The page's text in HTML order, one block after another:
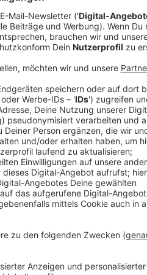
Comedy
Der Kitchen Club by Nelson
Oglio"
Aglio e Oglio"
Aglio e Oglio:
Olivenöl